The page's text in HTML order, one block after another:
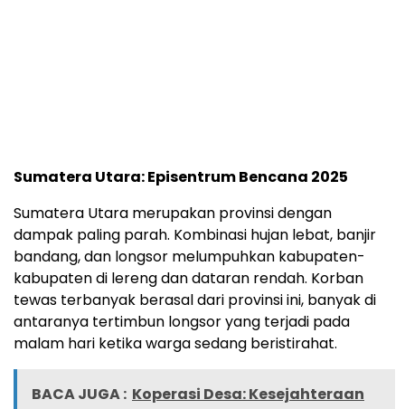
Sumatera Utara: Episentrum Bencana 2025
Sumatera Utara merupakan provinsi dengan
dampak paling parah. Kombinasi hujan lebat, banjir
bandang, dan longsor melumpuhkan kabupaten-
kabupaten di lereng dan dataran rendah. Korban
tewas terbanyak berasal dari provinsi ini, banyak di
antaranya tertimbun longsor yang terjadi pada
malam hari ketika warga sedang beristirahat.
BACA JUGA : Koperasi Desa: Kesejahteraan